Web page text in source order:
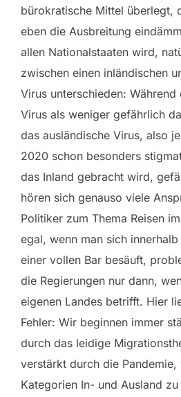
bürokratische Mittel überlegt,
eben die Ausbreitung
allen Nationalstaaten wird,
zwischen einen inländischen
Virus unterschieden: Während
Virus als weniger gefährlich
das ausländische Virus, also
2020 schon besonders
das Inland gebracht wird,
hören sich genauso viele
Politiker zum Thema Reisen
egal, wenn man sich
einer vollen Bar besäuft,
die Regierungen nur dann,
eigenen Landes betrifft. Hier
Fehler: Wir beginnen immer
durch das leidige
verstärkt durch die
Kategorien In- und Ausland